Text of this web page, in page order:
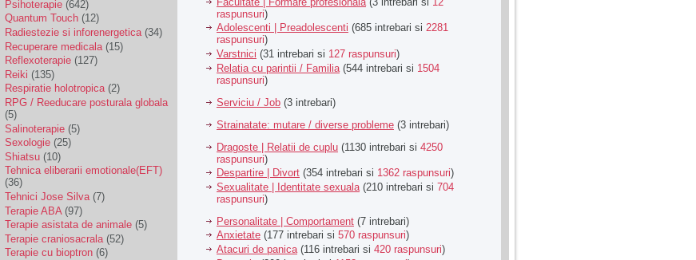
Psihoterapie (642)
Quantum Touch (12)
Radiestezie si inforenergetica (34)
Recuperare medicala (15)
Reflexoterapie (127)
Reiki (135)
Respiratie holotropica(2)
RPG / Reeducare posturala globala
(5)
Salinoterapie (5)
Sexologie (25)
Shiatsu (10)
Tehnica eliberarii emotionale(EFT)
(36)
Tehnici Jose Silva (7)
Terapie ABA (97)
Terapie asistata de animale (5)
Terapie craniosacrala (52)
Terapie cu bioptron (6)
raspunsuri)
Adolescenti | Preadolescenti (685 intrebari si 2281
raspunsuri)
Varstnici (31 intrebari si 127 raspunsuri)
Relatia cu parintii / Familia (544 intrebari si 1504
raspunsuri)
Serviciu / Job (3 intrebari)
Strainatate: mutare / diverse probleme (3 intrebari)
Dragoste | Relatii de cuplu (1130 intrebari si 4250
raspunsuri)
Despartire | Divort (354 intrebari si 1362 raspunsuri)
Sexualitate | Identitate sexuala (210 intrebari si 704
raspunsuri)
Personalitate | Comportament (7 intrebari)
Anxietate (177 intrebari si 570 raspunsuri)
Atacuri de panica (116 intrebari si 420 raspunsuri)